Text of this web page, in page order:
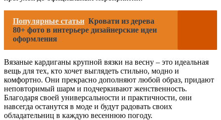
Популярные статьи Кровати из дерева
80+ фото в интерьере дизайнерские идеи
оформления
Вязаные кардиганы крупной вязки на весну – это идеальная
вещь для тех, кто хочет выглядеть стильно, модно и
комфортно. Они прекрасно дополняют любой образ, придают
неповторимый шарм и подчеркивают женственность.
Благодаря своей универсальности и практичности, они
навсегда останутся в моде и будут радовать своих
обладательниц в каждую весеннюю погоду.